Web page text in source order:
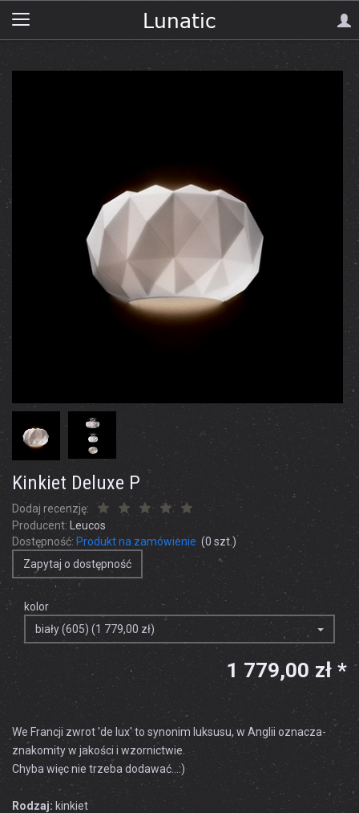
Kinkiet Deluxe P
Dodaj recenzję:
Producent:
Leucos
Dostępność: Produkt na zamówienie (0 szt.)
Zapytaj o dostępność
kolor
biały (605) (1 779,00 zł)
1 779,00 zł *
We Francji zwrot 'de lux' to synonim luksusu, w Anglii oznacza-
znakomity w jakości i wzornictwie.
Chyba więc nie trzeba dodawać...:)
Rodzaj: kinkiet